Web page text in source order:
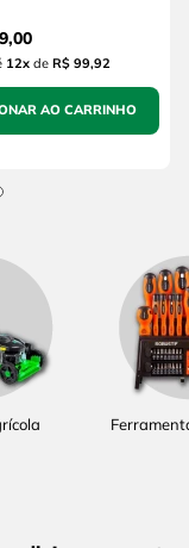
,00
12xde R$ 99,92
AO CARRINHO